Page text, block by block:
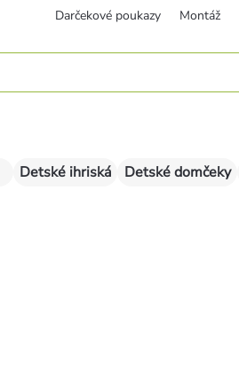
Darčekové poukazy Montáž
Detské ihriská Detské domčeky